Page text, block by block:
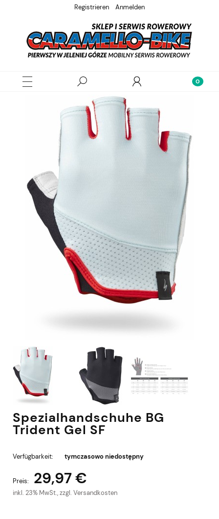
Registrieren Anmelden
Spezialhandschuhe BG
Trident Gel SF
Verfügbarkeit: tymczasowo niedostępny
Preis: 29,97 €
inkl. 23% MwSt., zzgl. Versandkosten